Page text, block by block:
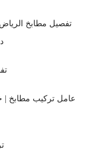
تفصيل مطابخ
عامل تركيب مطابخ |